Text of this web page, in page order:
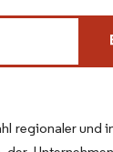
regionaler und